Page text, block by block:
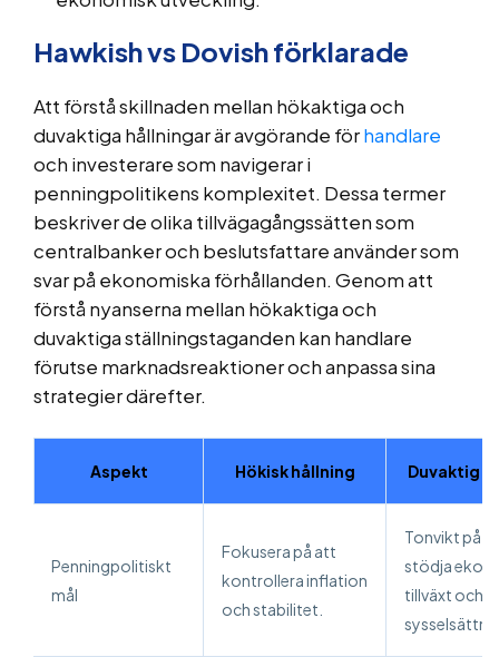
Hawkish vs Dovish förklarade
Att förstå skillnaden mellan hökaktiga och
duvaktiga hållningar är avgörande förhandlare
och investerare som navigerar i
penningpolitikens komplexitet. Dessa termer
beskriver de olika tillvägagångssätten som
centralbanker och beslutsfattare använder som
svar på ekonomiska förhållanden. Genom att
förstå nyanserna mellan hökaktiga och
duvaktiga ställningstaganden kan handlare
förutse marknadsreaktioner och anpassa sina
strategier därefter.
Aspekt Hökisk hållning Duvaktig
Penningpolitiskt
mål
Fokusera på att
kontrollera inflation
och stabilitet.
Tonvikt på
stödja
tillväxt och